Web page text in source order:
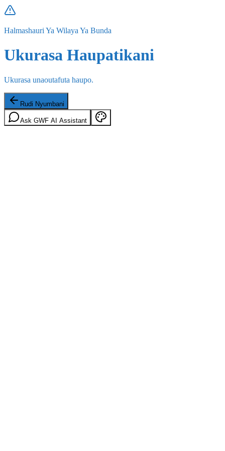
Halmashauri Ya Wilaya Ya Bunda
Ukurasa Haupatikani
Ukurasa unaoutafuta haupo.
Rudi Nyumbani
Ask GWF AI Assistant